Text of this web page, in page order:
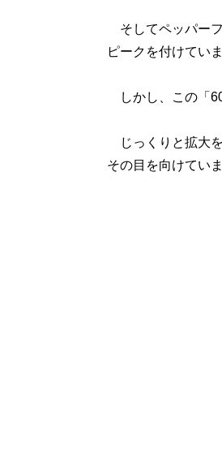
そしてペッパー
ピークを付けてい
しかし、この「
じっくりと拡大
その目を向けていま